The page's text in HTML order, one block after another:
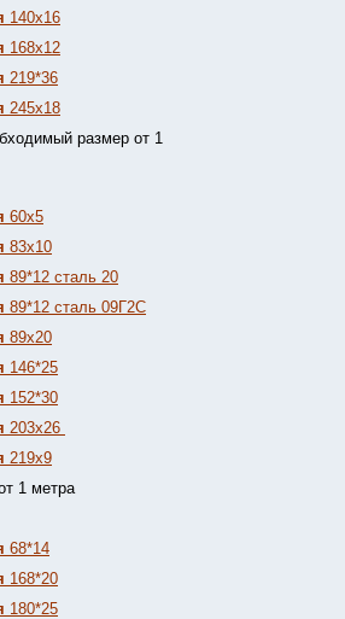
140х16
168х12
219*36
245х18
размер от 1
60х5
83х10
89*12 сталь 20
89*12 сталь 09Г2С
89х20
146*25
152*30
203х26
219х9
1 метра
68*14
168*20
180*25